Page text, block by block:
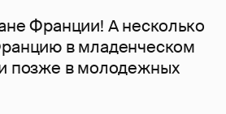
Франции! А несколько
в младенческом
позже в молодежных